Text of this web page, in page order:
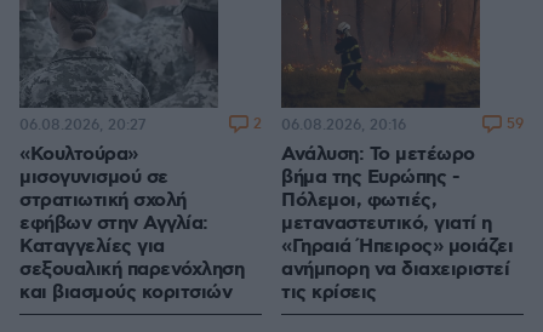
«Κουλτούρα»
μισογυνισμού σε
στρατιωτική σχολή
εφήβων στην Αγγλία:
Καταγγελίες για
σεξουαλική παρενόχληση
και βιασμούς κοριτσιών
06.08.2026, 20:27 2
Ανάλυση: Το μετέωρο
βήμα της Ευρώπης -
Πόλεμοι, φωτιές,
μεταναστευτικό, γιατί η
«Γηραιά Ήπειρος» μοιάζει
ανήμπορη να διαχειριστεί
τις κρίσεις
06.08.2026, 20:16 59